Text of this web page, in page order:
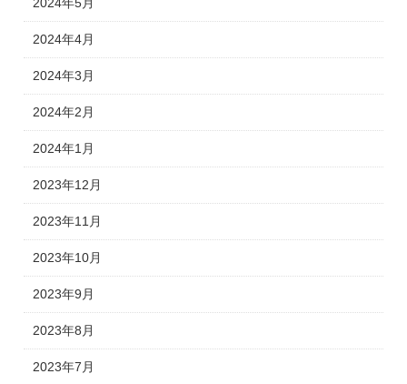
2024年5月
2024年4月
2024年3月
2024年2月
2024年1月
2023年12月
2023年11月
2023年10月
2023年9月
2023年8月
2023年7月